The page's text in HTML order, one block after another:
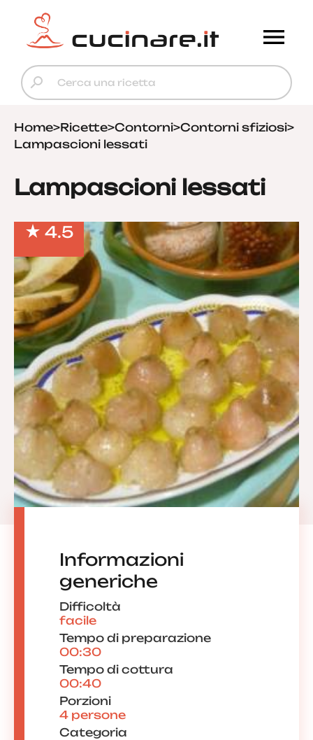
Home>Ricette>Contorni>Contorni sfiziosi>
Lampascioni lessati
Lampascioni lessati
4.5
Informazioni
generiche
Difficoltà
facile
Tempo di preparazione
00:30
Tempo di cottura
00:40
Porzioni
4 persone
Categoria